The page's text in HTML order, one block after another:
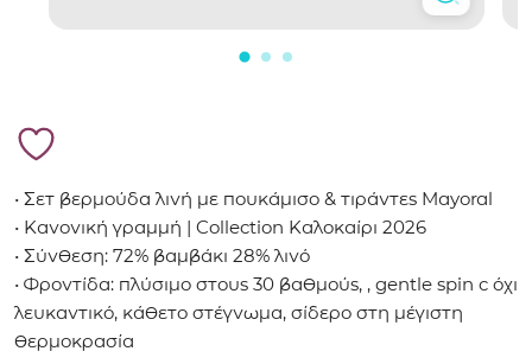
• Σετ βερμούδα λινή με πουκάμισο & τιράντες Mayoral
• Κανονική γραμμή | Collection Καλοκαίρι 2026
• Σύνθεση: 72% βαμβάκι 28% λινό
• Φροντίδα: πλύσιμο στους 30 βαθμούς, , gentle spin c όχι
λευκαντικό, κάθετο στέγνωμα, σίδερο στη μέγιστη
θερμοκρασία